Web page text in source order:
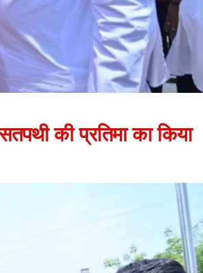
की प्रतिमा का किया